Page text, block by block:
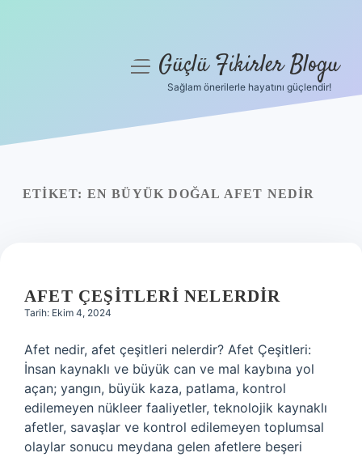
Yasal Uyarı
menüyüGüçlü Fikirler Blogu
Sağlam önerilerle hayatını güçlendir!
ETIKET: EN BÜYÜK DOĞAL AFET NEDIR
AFET ÇEŞITLERI NELERDIR
Tarih: Ekim 4, 2024
Afet nedir, afet çeşitleri nelerdir? Afet Çeşitleri:
İnsan kaynaklı ve büyük can ve mal kaybına yol
açan; yangın, büyük kaza, patlama, kontrol
edilemeyen nükleer faaliyetler, teknolojik kaynaklı
afetler, savaşlar ve kontrol edilemeyen toplumsal
olaylar sonucu meydana gelen afetlere beşeri